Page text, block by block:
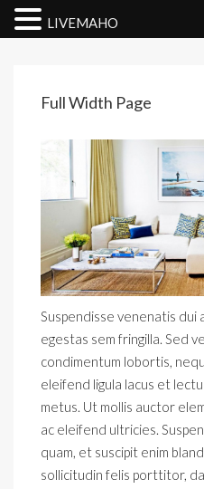
Full Width Page
Suspendisse venenatis dui
egestas sem fringilla. Sed
condimentum lobortis,
eleifend ligula lacus et
metus. Ut mollis auctor
ac eleifend ultricies.
quam, et suscipit enim
sollicitudin felis porttitor,
LIVEMAHO